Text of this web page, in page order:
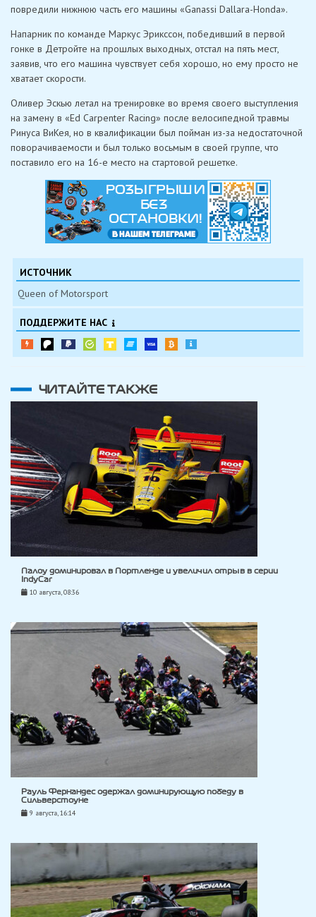
повредили нижнюю часть его машины «Ganassi Dallara-Honda».
Напарник по команде Маркус Эрикссон, победивший в первой
гонке в Детройте на прошлых выходных, отстал на пять мест,
заявив, что его машина чувствует себя хорошо, но ему просто не
хватает скорости.
Оливер Эскью летал на тренировке во время своего выступления
на замену в «Ed Carpenter Racing» после велосипедной травмы
Ринуса ВиКея, но в квалификации был пойман из-за недостаточной
поворачиваемости и был только восьмым в своей группе, что
поставило его на 16-е место на стартовой решетке.
ИСТОЧНИК
Queen of Motorsport
ПОДДЕРЖИТЕ НАС
ЧИТАЙТЕ ТАКЖЕ
Палоу доминировал в Портленде и увеличил отрыв в серии
IndyCar
10 августа, 08:36
Рауль Фернандес одержал доминирующую победу в
Сильверстоуне
9 августа, 16:14